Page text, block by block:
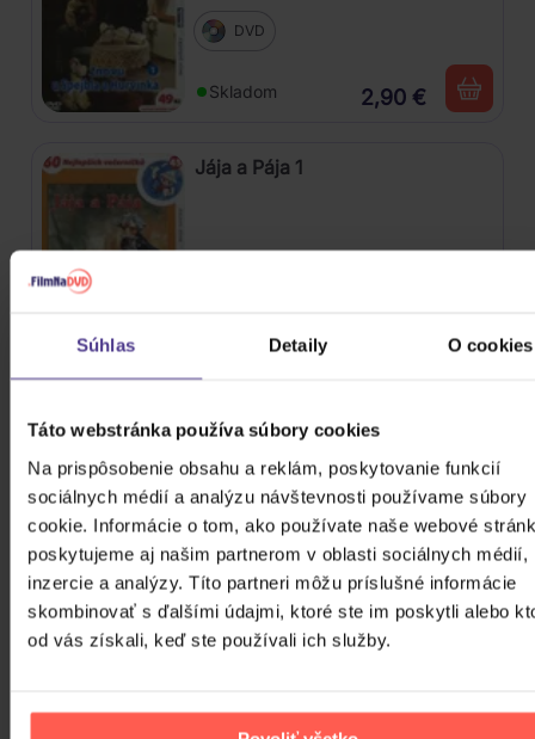
Súhlas Detaily O cookies
Táto webstránka používa súbory cookies
Na prispôsobenie obsahu a reklám, poskytovanie funkcií
sociálnych médií a analýzu návštevnosti používame súbory
cookie. Informácie o tom, ako používate naše webové
poskytujeme aj našim partnerom v oblasti sociálnych médií,
inzercie a analýzy. Títo partneri môžu príslušné informácie
skombinovať s ďalšími údajmi, ktoré ste im poskytli alebo
od vás získali, keď ste používali ich služby.
DVD
Skladom 2,90 €
Jája a Pája 1
Skladom
DVD
Skladom 2,90 €
ZOBRAZIT VŠECHNY
PODOBNÉ PRODUKTY